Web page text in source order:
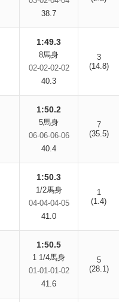
38.7
1:49.3
8馬身
02-02-02-02
40.3
3
(14.8)
1:50.2
5馬身
06-06-06-06
40.4
7
(35.5)
1:50.3
1/2馬身
04-04-04-05
41.0
1
(1.4)
1:50.5
1 1/4馬身
01-01-01-02
41.6
5
(28.1)